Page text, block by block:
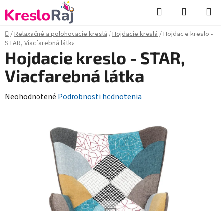
na
obsah
Hľadať
KOŠÍK
Domov
/Relaxačné a polohovacie kreslá/Hojdacie kreslá/Hojdacie kreslo -
STAR, Viacfarebná látka
Hojdacie kreslo - STAR,
Viacfarebná látka
Priemerné
Neohodnotené Podrobnosti hodnotenia